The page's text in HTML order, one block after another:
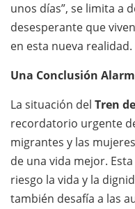
unos días”, se limita a
desesperante que
en esta nueva realidad.
Una Conclusión
La situación del Tren
recordatorio urgente
migrantes y las
de una vida mejor.
riesgo la vida y la
también desafía a las